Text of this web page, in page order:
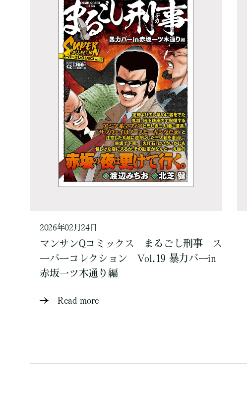
2026年02月24日
マンサンQコミックス まるごし刑事 ス
ーパーコレクション Vol.19 暴力バーin
赤坂一ツ木通り編
Read more